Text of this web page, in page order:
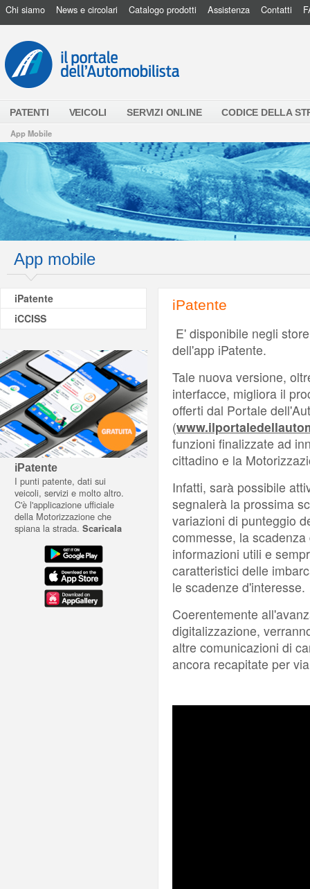
Chi siamo News e circolari Catalogo prodotti Assistenza Contatti
PATENTI VEICOLI SERVIZI ONLINE
CODICE DELLA
App Mobile
App mobile
iPatente
iCCISS
iPatente
I punti patente, dati sui
veicoli, servizi e molto altro.
C'è l'applicazione ufficiale
della Motorizzazione che
spiana la strada. Scaricala
iPatente
E' disponibile negli
dell'app iPatente.
Tale nuova versione,
interfacce, migliora il
offerti dal Portale
(
funzioni finalizzate ad
cittadino e la
Infatti, sarà possibile
segnalerà la prossima
variazioni di punteggio
commesse, la
informazioni utili e
caratteristici delle
le scadenze d'interesse.
Coerentemente
digitalizzazione,
altre comunicazioni di
ancora recapitate per